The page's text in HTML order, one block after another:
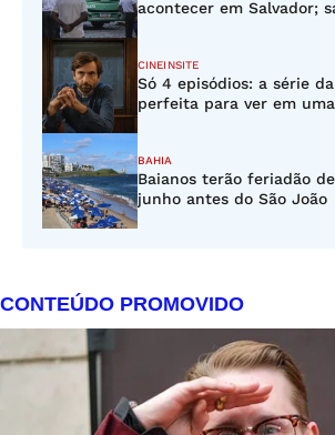
acontecer em Salvador;
CINEINSITE
Só 4 episódios: a série
perfeita para ver em
BAHIA
Baianos terão feriadão
junho antes do São João